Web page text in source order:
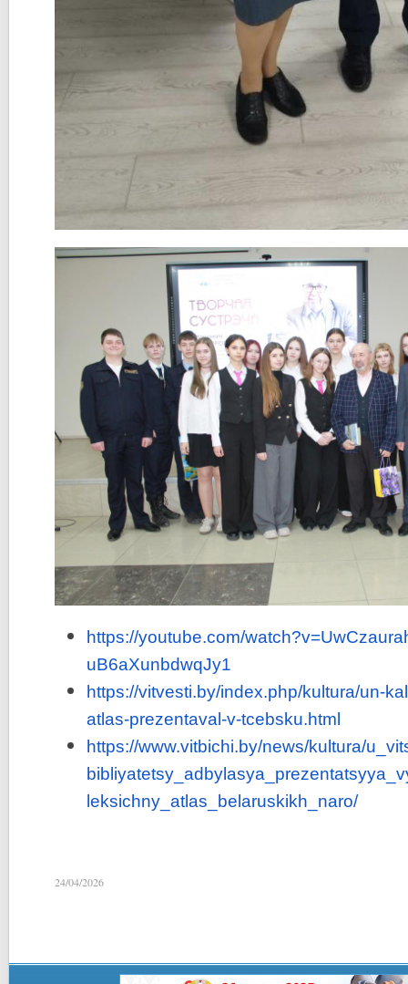
https://youtube.com/watch?v=
uB6aXunbdwqJy1
https://vitvesti.by/index.php/kultura/un-
atlas-prezentaval-v-tcebsku.html
https://www.vitbichi.by/news/kultura/
bibliyatetsy_adbylasya_
leksichny_atlas_belaruskikh_ naro/
24/04/2026